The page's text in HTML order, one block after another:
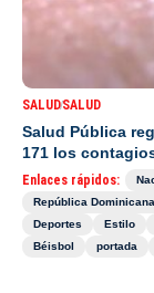
SALUDSALUD
Salud Pública
171 los
Enlaces rápidos:
República Dominicana
Deportes
Estilo
Béisbol
portada